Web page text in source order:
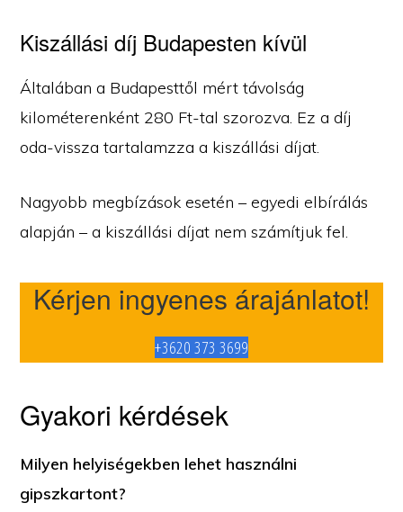
Kiszállási díj Budapesten kívül
Általában a Budapesttől mért távolság
kilométerenként 280 Ft-tal szorozva. Ez a díj
oda-vissza tartalamzza a kiszállási díjat.
Nagyobb megbízások esetén – egyedi elbírálás
alapján – a kiszállási díjat nem számítjuk fel.
Kérjen ingyenes árajánlatot!
+3620 373 3699
Gyakori kérdések
Milyen helyiségekben lehet használni
gipszkartont?